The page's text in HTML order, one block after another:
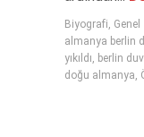
Biyografi, Genel
almanya berlin
yıkıldı, berlin
doğu almanya,